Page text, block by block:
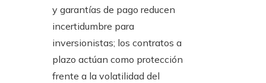
y garantías de pago reducen
incertidumbre para
inversionistas; los contratos a
plazo actúan como protección
frente a la volatilidad del